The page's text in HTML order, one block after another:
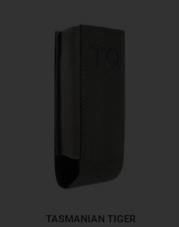
TASMANIAN TIGER